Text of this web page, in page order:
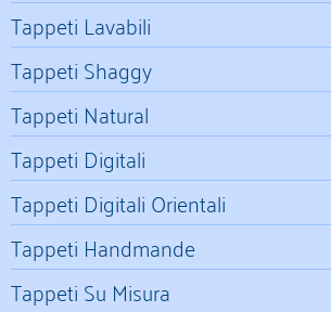
Tappeti Lavabili
Tappeti Shaggy
Tappeti Natural
Tappeti Digitali
Tappeti Digitali Orientali
Tappeti Handmande
Tappeti Su Misura